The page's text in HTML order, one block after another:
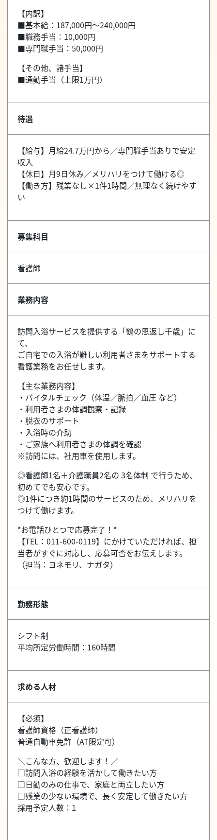
【内訳】
■基本給：187,000円～240,000円
■職務手当：10,000円
■専門職手当：50,000円
【その他、諸手当】
■通勤手当（上限1万円）
待遇
【給与】月給24.7万円から／専門職手当ありで安定
収入
【休日】月9日休み／メリハリをつけて働ける◎
【働き方】残業なし×1件1時間／無理なく続けやす
い
募集科目
看護師
業務内容
訪問入浴サービスを提供する「鶴の恩返し千歳」に
て、
ご自宅での入浴が難しい利用者さまをサポートする
看護業務をお任せします。
【主な業務内容】
・バイタルチェック（体温／脈拍／血圧 など）
・利用者さまの体調観察・記録
・脱衣のサポート
・入浴時の介助
・ご家族へ利用者さまの体調を確認
※訪問には、社用車を使用します。
◎看護師1名＋介護職員2名の 3名体制 で行うため、
初めてでも安心です。
◎1件につき約1時間のサービスのため、メリハリを
つけて働けます。
*お電話ひとつで応募完了！*
【TEL：011-600-0119】にかけていただければ、担
当者がすぐに対応し、応募可否をお伝えします。
（担当：ヨネモリ、ナガタ）
勤務形態
シフト制
平均所定労働時間：160時間
求める人材
【必須】
看護師資格（正看護師）
普通自動車免許（AT限定可）
＼こんな方、歓迎します！／
□訪問入浴の経験を活かして働きたい方
□日勤のみの仕事で、家庭と両立したい方
□残業の少ない環境で、長く安定して働きたい方
採用予定人数：1